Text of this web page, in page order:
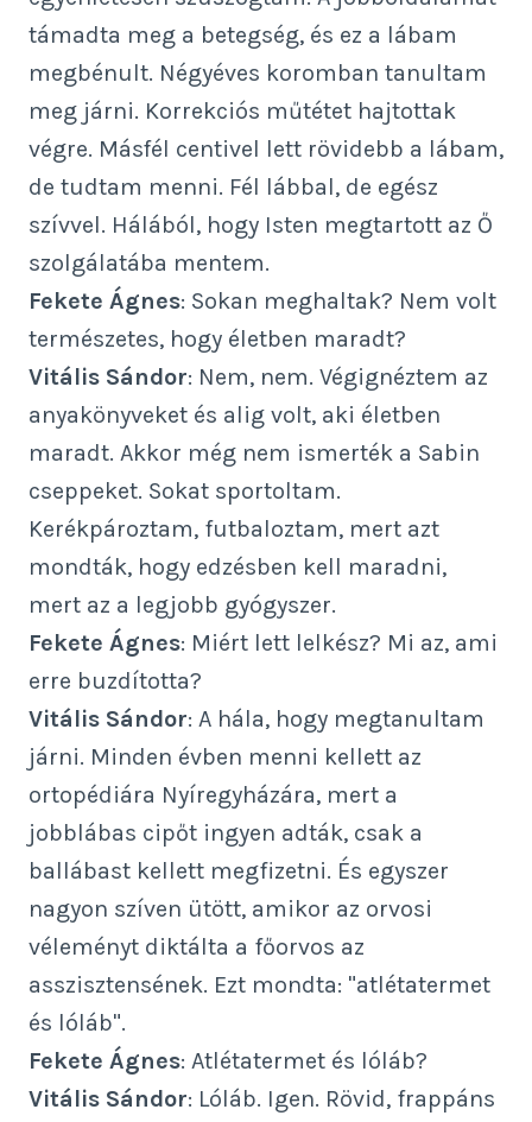
támadta meg a betegség, és ez a lábam
megbénult. Négyéves koromban tanultam
meg járni. Korrekciós műtétet hajtottak
végre. Másfél centivel lett rövidebb a lábam,
de tudtam menni. Fél lábbal, de egész
szívvel. Hálából, hogy Isten megtartott az Ő
szolgálatába mentem.
Fekete Ágnes: Sokan meghaltak? Nem volt
természetes, hogy életben maradt?
Vitális Sándor: Nem, nem. Végignéztem az
anyakönyveket és alig volt, aki életben
maradt. Akkor még nem ismerték a Sabin
cseppeket. Sokat sportoltam.
Kerékpároztam, futbaloztam, mert azt
mondták, hogy edzésben kell maradni,
mert az a legjobb gyógyszer.
Fekete Ágnes: Miért lett lelkész? Mi az, ami
erre buzdította?
Vitális Sándor: A hála, hogy megtanultam
járni. Minden évben menni kellett az
ortopédiára Nyíregyházára, mert a
jobblábas cipőt ingyen adták, csak a
ballábast kellett megfizetni. És egyszer
nagyon szíven ütött, amikor az orvosi
véleményt diktálta a főorvos az
asszisztensének. Ezt mondta: "atlétatermet
és lóláb".
Fekete Ágnes: Atlétatermet és lóláb?
Vitális Sándor: Lóláb. Igen. Rövid, frappáns